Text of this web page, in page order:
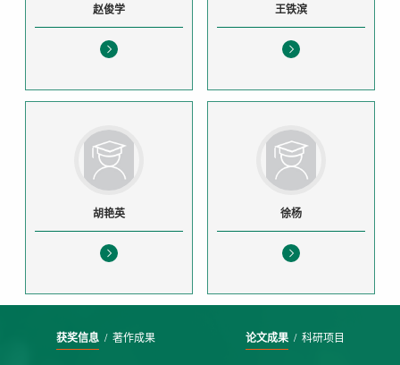
赵俊学 王铁滨
胡艳英 徐杨
获奖信息/ 著作成果 论文成果/ 科研项目